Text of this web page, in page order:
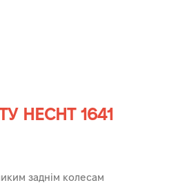
HECHT 1641
заднім колесам